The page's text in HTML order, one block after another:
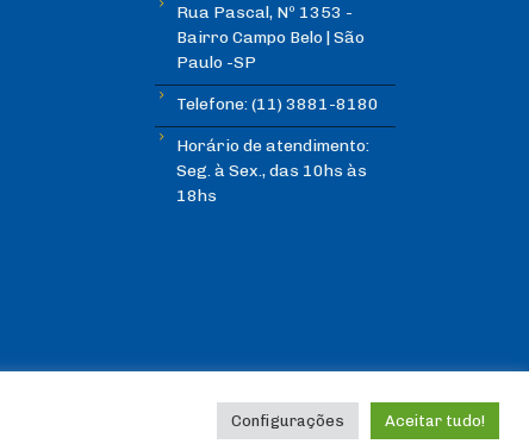
Rua Pascal, Nº 1353 -
Bairro Campo Belo | São
Paulo -SP
Telefone: (11) 3881-8180
Horário de atendimento:
Seg. à Sex., das 10hs às
18hs
Configurações Aceitar tudo!